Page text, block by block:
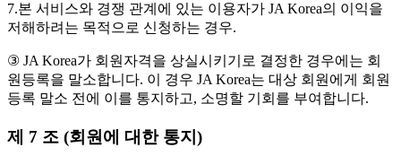
7.본 서비스와 경쟁 관계에 있는 이용자가 JA Korea의 이익을
저해하려는 목적으로 신청하는 경우.
③ JA Korea가 회원자격을 상실시키기로 결정한 경우에는 회
원등록을 말소합니다. 이 경우 JA Korea는 대상 회원에게 회원
등록 말소 전에 이를 통지하고, 소명할 기회를 부여합니다.
제 7 조 (회원에 대한 통지)